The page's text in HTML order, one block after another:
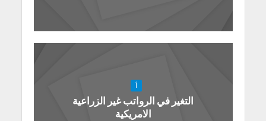
أ
التغير في الرواتب غير الزراعية
الامريكية